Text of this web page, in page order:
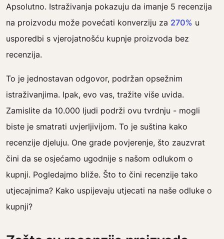
Apsolutno. Istraživanja pokazuju da imanje 5 recenzija
na proizvodu može povećati konverziju za 270% u
usporedbi s vjerojatnošću kupnje proizvoda bez
recenzija.
To je jednostavan odgovor, podržan opsežnim
istraživanjima. Ipak, evo vas, tražite više uvida.
Zamislite da 10.000 ljudi podrži ovu tvrdnju - mogli
biste je smatrati uvjerljivijom. To je suština kako
recenzije djeluju. One grade povjerenje, što zauzvrat
čini da se osjećamo ugodnije s našom odlukom o
kupnji. Pogledajmo bliže. Što to čini recenzije tako
utjecajnima? Kako uspijevaju utjecati na naše odluke o
kupnji?